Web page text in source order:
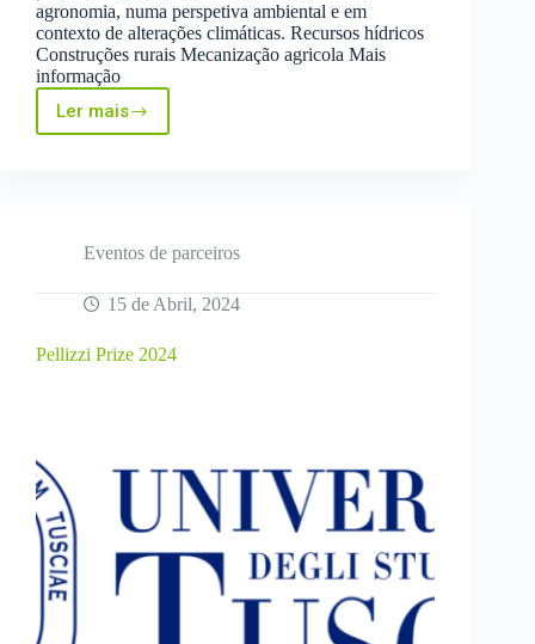
agronomia, numa perspetiva ambiental e em
contexto de alterações climáticas. Recursos hídricos
Construções rurais Mecanização agricola Mais
informação
Ler maisMestrado
em
em
Rural
Eventos de parceiros
15 de Abril, 2024
Pellizzi Prize 2024